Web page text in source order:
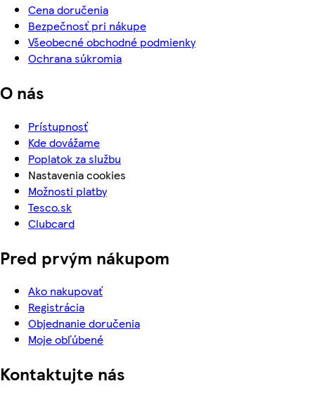
Cena doručenia
Bezpečnosť pri nákupe
Všeobecné obchodné podmienky
Ochrana súkromia
O nás
Prístupnosť
Kde dovážame
Poplatok za službu
Nastavenia cookies
Možnosti platby
Tesco.sk
Clubcard
Pred prvým nákupom
Ako nakupovať
Registrácia
Objednanie doručenia
Moje obľúbené
Kontaktujte nás